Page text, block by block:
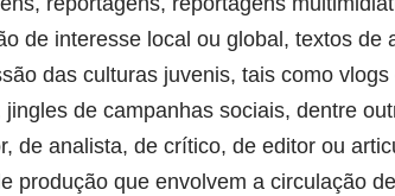
de interesse local ou global, textos de
das culturas juvenis, tais como
de campanhas sociais, dentre
de analista, de crítico, de editor ou
que envolvem a circulação